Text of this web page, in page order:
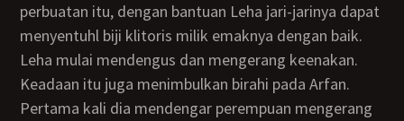
perbuatan itu, dengan bantuan Leha jari-jarinya dapat
menyentuhl biji klitoris milik emaknya dengan baik.
Leha mulai mendengus dan mengerang keenakan.
Keadaan itu juga menimbulkan birahi pada Arfan.
Pertama kali dia mendengar perempuan mengerang